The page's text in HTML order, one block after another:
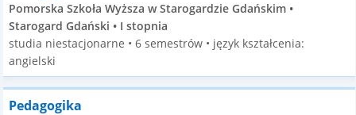
Pomorska Szkoła Wyższa w Starogardzie Gdańskim •
Starogard Gdański • I stopnia
studia niestacjonarne • 6 semestrów • język kształcenia:
angielski
Pedagogika